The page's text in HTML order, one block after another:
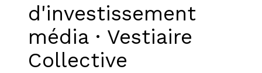
d'investissement
média · Vestiaire
Collective